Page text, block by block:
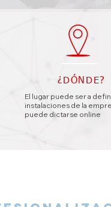
¿DÓNDE?
El lugar puede ser a
instalaciones de la
puede dictarse online